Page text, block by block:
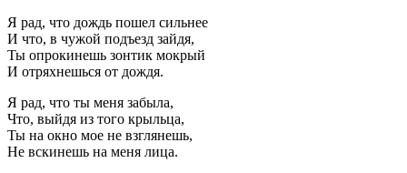
Я рад, что дождь пошел сильнее
И что, в чужой подъезд зайдя,
Ты опрокинешь зонтик мокрый
И отряхнешься от дождя.
Я рад, что ты меня забыла,
Что, выйдя из того крыльца,
Ты на окно мое не взглянешь,
Не вскинешь на меня лица.